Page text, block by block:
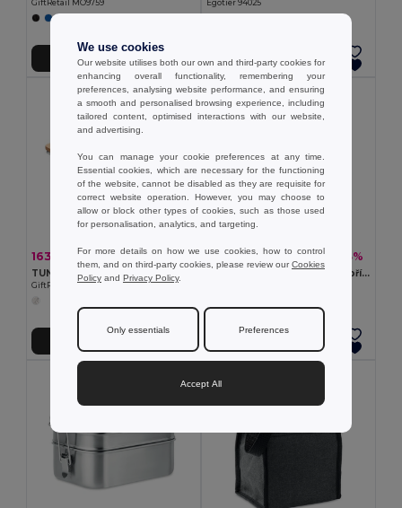
GiftRetail MO9759
Přidat do košíku
Egotier 94025
Přidat do košíku
163,86 kč353,14 kč -54%
GiftRetail MO9962
107,47 kč 188,59 kč -43%
MAKAN Krabička na oběd s příbory
We use cookies
Our website utilises both our own and third-party cookies for
enhancing overall functionality, remembering your
preferences, analysing website performance, and ensuring
a smooth and personalised browsing experience, including
tailored content, optimised interactions with our website,
and advertising.
You can manage your cookie preferences at any time.
Essential cookies, which are necessary for the functioning
of the website, cannot be disabled as they are requisite for
correct website operation. However, you may choose to
allow or block other types of cookies, such as those used
for personalisation, analytics, and targeting.
For more details on how we use cookies, how to control
them, and on third-party cookies, please review ourCookies
Policy and Privacy Policy.
Only essentials Preferences
Accept All